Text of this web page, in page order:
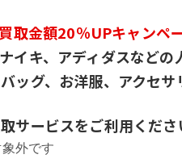
取金額20％UPキャンペ
イキ、アディダスなどの
ッグ、お洋服、アクセ
サービスをご利用くださ
外です